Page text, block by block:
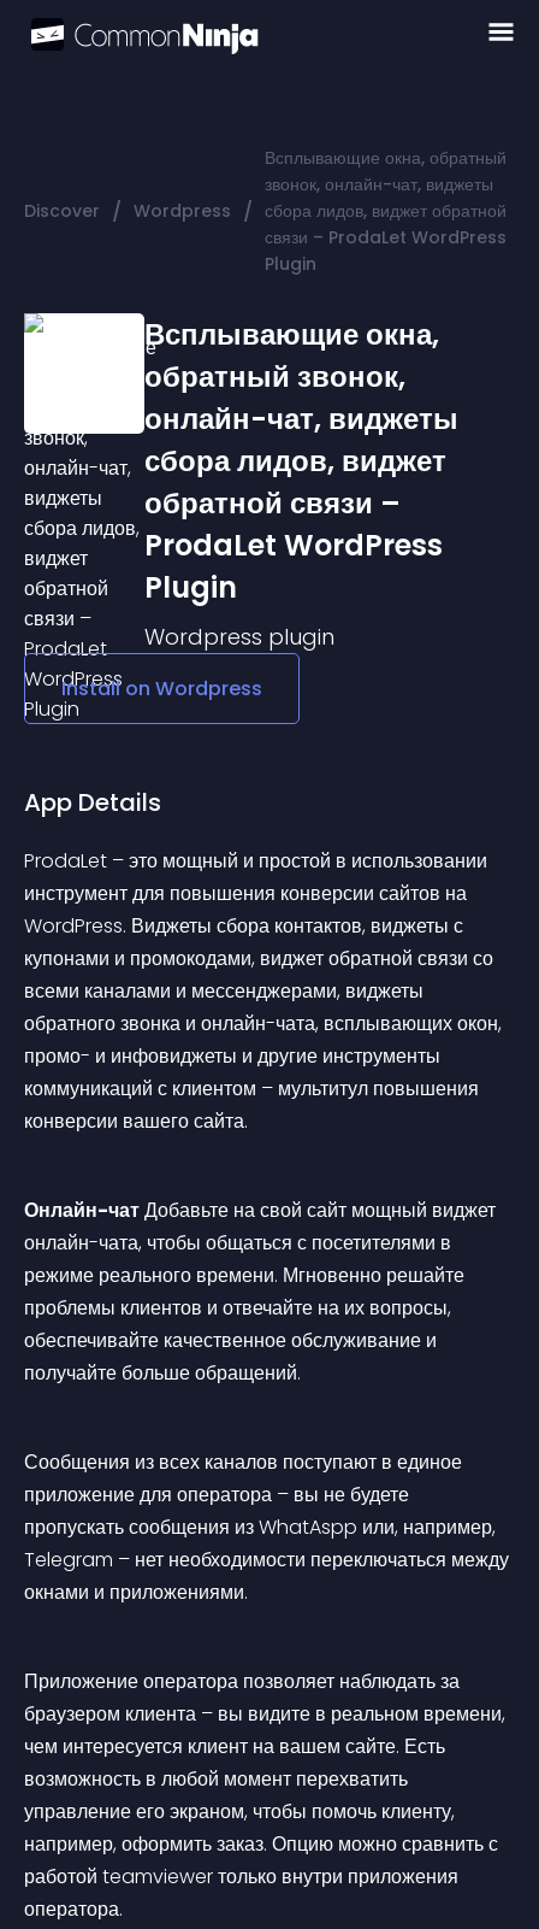
Discover / Wordpress /
Всплывающие окна, обратный
звонок, онлайн-чат, виджеты
сбора лидов, виджет обратной
связи – ProdaLet WordPress
Plugin
Всплывающие окна,
обратный звонок,
онлайн-чат, виджеты
сбора лидов, виджет
обратной связи –
ProdaLet WordPress
Plugin
Wordpress plugin
Install on Wordpress
App Details
ProdaLet – это мощный и простой в использовании
инструмент для повышения конверсии сайтов на
WordPress. Виджеты сбора контактов, виджеты с
купонами и промокодами, виджет обратной связи со
всеми каналами и мессенджерами, виджеты
обратного звонка и онлайн-чата, всплывающих окон,
промо- и инфовиджеты и другие инструменты
коммуникаций с клиентом – мультитул повышения
конверсии вашего сайта.
Онлайн-чат Добавьте на свой сайт мощный виджет
онлайн-чата, чтобы общаться с посетителями в
режиме реального времени. Мгновенно решайте
проблемы клиентов и отвечайте на их вопросы,
обеспечивайте качественное обслуживание и
получайте больше обращений.
Сообщения из всех каналов поступают в единое
приложение для оператора – вы не будете
пропускать сообщения из WhatAspp или, например,
Telegram – нет необходимости переключаться между
окнами и приложениями.
Приложение оператора позволяет наблюдать за
браузером клиента – вы видите в реальном времени,
чем интересуется клиент на вашем сайте. Есть
возможность в любой момент перехватить
управление его экраном, чтобы помочь клиенту,
например, оформить заказ. Опцию можно сравнить с
работой teamviewer только внутри приложения
оператора.